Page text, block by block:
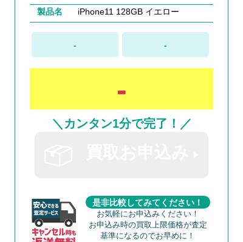
製品名
iPhone11 128GB イエロー
- -
-
＼カンタン1分で完了！／
是非比較してみてください！
お気軽にお申込みください！
お申込み時の買取上限価格が査定
基準になるのでお早めに！